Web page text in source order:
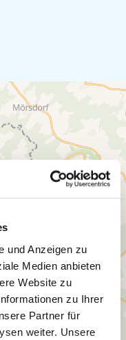
und Anzeigen zu
Medien anbieten
Website zu
zu Ihrer
Partner für
weiter. Unsere